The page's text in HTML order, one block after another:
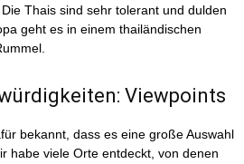
Thais sind sehr tolerant und dulden
geht es in einem thailändischen
Viewpoints
bekannt, dass es eine große Auswahl
habe viele Orte entdeckt, von denen